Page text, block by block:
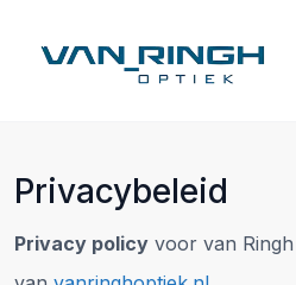
Privacybeleid
Privacy policy voor van